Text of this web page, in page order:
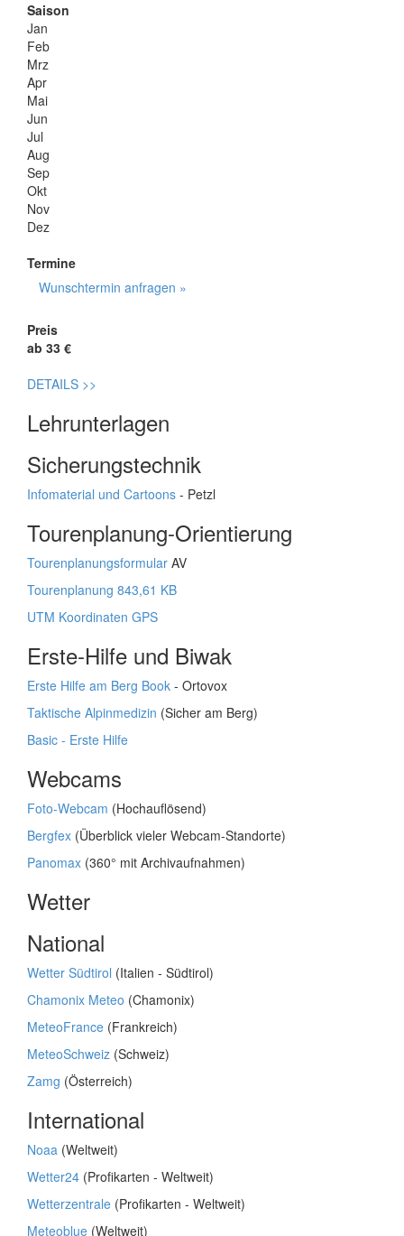
Saison
Jan
Feb
Mrz
Apr
Mai
Jun
Jul
Aug
Sep
Okt
Nov
Dez
Termine
Wunschtermin anfragen »
Preis
ab 33 €
DETAILS >>
Lehrunterlagen
Sicherungstechnik
Infomaterial und Cartoons - Petzl
Tourenplanung-Orientierung
Tourenplanungsformular AV
Tourenplanung 843,61 KB
UTM Koordinaten GPS
Erste-Hilfe und Biwak
Erste Hilfe am Berg Book - Ortovox
Taktische Alpinmedizin (Sicher am Berg)
Basic - Erste Hilfe
Webcams
Foto-Webcam (Hochauflösend)
Bergfex (Überblick vieler Webcam-Standorte)
Panomax (360° mit Archivaufnahmen)
Wetter
National
Wetter Südtirol (Italien - Südtirol)
Chamonix Meteo (Chamonix)
MeteoFrance (Frankreich)
MeteoSchweiz (Schweiz)
Zamg (Österreich)
International
Noaa (Weltweit)
Wetter24 (Profikarten - Weltweit)
Wetterzentrale (Profikarten - Weltweit)
Meteoblue (Weltweit)